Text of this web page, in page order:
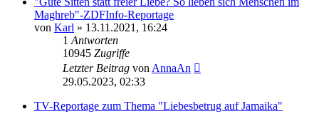
Maghreb"-ZDFInfo-Reportage
von Karl » 13.11.2021, 16:24
1 Antworten
10945 Zugriffe
Letzter Beitrag von AnnaAn
29.05.2023, 02:33
TV-Reportage zum Thema "Liebesbetrug auf Jamaika"